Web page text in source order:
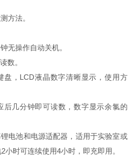
方法。
操作自动关机。
数。
，LCD液晶数字清晰显示，使用方
几分钟即可读数，数字显示余氯的
池和电源适配器，适用于实验室或
小时可连续使用4小时，即充即用。